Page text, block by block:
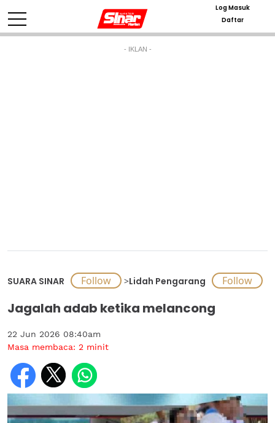
Log Masuk
Daftar
- IKLAN -
SUARA SINAR >Lidah Pengarang
Jagalah adab ketika melancong
22 Jun 2026 08:40am
Masa membaca: 2 minit